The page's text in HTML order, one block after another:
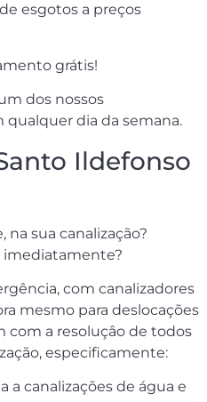
esgotos a preços
grátis!
dos nossos
qualquer dia da semana.
Ildefonso
sua canalização?
imediatamente?
com canalizadores
mesmo para deslocações
com a resoluçâo de todos
especificamente:
a canalizações de água e